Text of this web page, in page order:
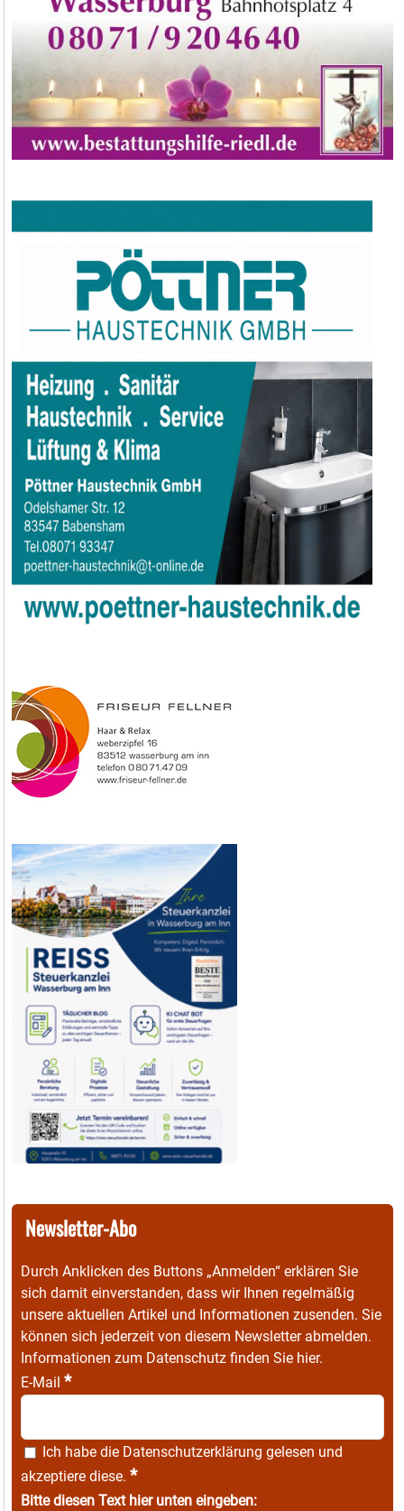
Newsletter-Abo
Durch Anklicken des Buttons „Anmelden“ erklären Sie
sich damit einverstanden, dass wir Ihnen regelmäßig
unsere aktuellen Artikel und Informationen zusenden. Sie
können sich jederzeit von diesem Newsletter abmelden.
Informationen zum Datenschutz finden Sie hier.
E-Mail *
Ich habe die Datenschutzerklärung gelesen und
akzeptiere diese. *
Bitte diesen Text hier unten eingeben: